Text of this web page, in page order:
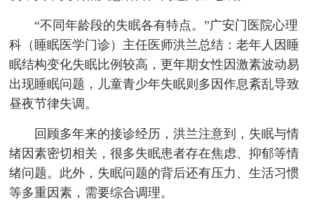
“不同年龄段的失眠各有特点。”广安门医院心理
科（睡眠医学门诊）主任医师洪兰总结：老年人因睡
眠结构变化失眠比例较高，更年期女性因激素波动易
出现睡眠问题，儿童青少年失眠则多因作息紊乱导致
昼夜节律失调。
回顾多年来的接诊经历，洪兰注意到，失眠与情
绪因素密切相关，很多失眠患者存在焦虑、抑郁等情
绪问题。此外，失眠问题的背后还有压力、生活习惯
等多重因素，需要综合调理。